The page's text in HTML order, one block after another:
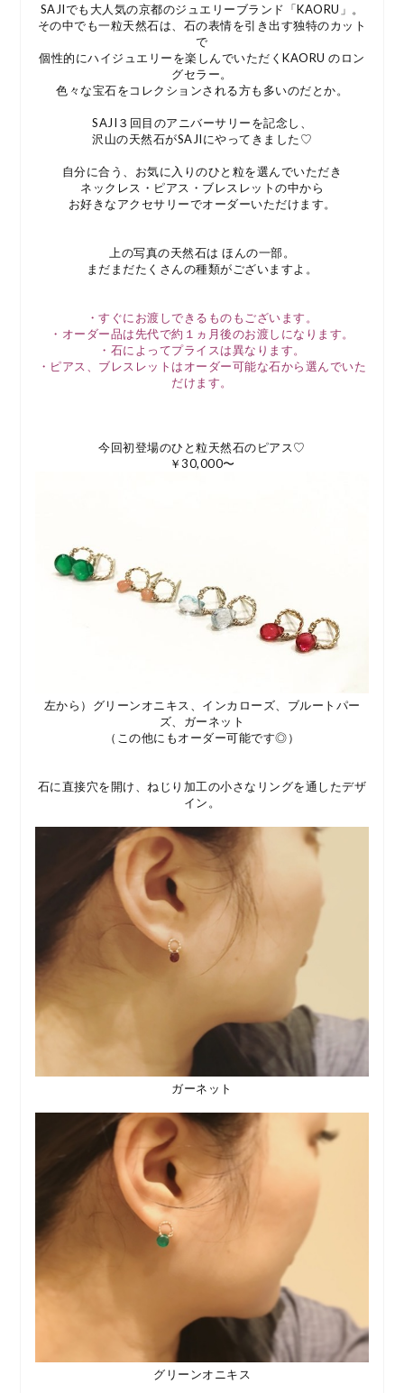
SAJIでも大人気の京都のジュエリーブランド「KAORU」。
その中でも一粒天然石は、石の表情を引き出す独特のカット
で
個性的にハイジュエリーを楽しんでいただくKAORU のロン
グセラー。
色々な宝石をコレクションされる方も多いのだとか。
SAJI３回目のアニバーサリーを記念し、
沢山の天然石がSAJIにやってきました♡
自分に合う、お気に入りのひと粒を選んでいただき
ネックレス・ピアス・ブレスレットの中から
お好きなアクセサリーでオーダーいただけます。
上の写真の天然石は ほんの一部。
まだまだたくさんの種類がございますよ。
・すぐにお渡しできるものもございます。
・オーダー品は先代で約１ヵ月後のお渡しになります。
・石によってプライスは異なります。
・ピアス、ブレスレットはオーダー可能な石から選んでいた
だけます。
今回初登場のひと粒天然石のピアス♡
￥30,000〜
左から）グリーンオニキス、インカローズ、ブルートパー
ズ、ガーネット
（この他にもオーダー可能です◎）
石に直接穴を開け、ねじり加工の小さなリングを通したデザ
イン。
ガーネット
グリーンオニキス